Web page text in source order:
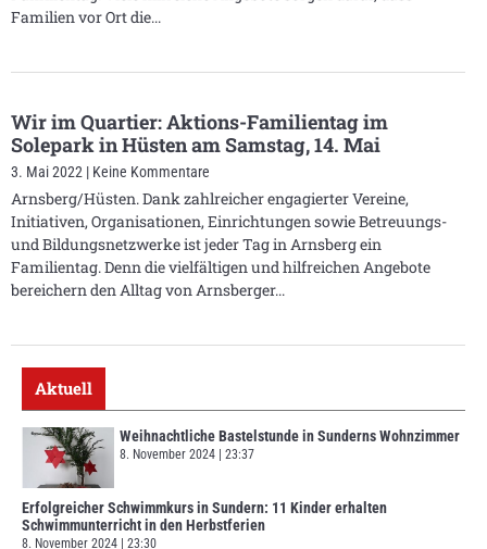
Familien vor Ort die
Wir im Quartier: Aktions-Familientag im
Solepark in Hüsten am Samstag, 14. Mai
3. Mai 2022 Keine Kommentare
Arnsberg/Hüsten. Dank zahlreicher engagierter Vereine,
Initiativen, Organisationen, Einrichtungen sowie Betreuungs-
und Bildungsnetzwerke ist jeder Tag in Arnsberg ein
Familientag. Denn die vielfältigen und hilfreichen Angebote
bereichern den Alltag von Arnsberger
Aktuell
Weihnachtliche Bastelstunde in Sunderns Wohnzimmer
8. November 2024 23:37
Erfolgreicher Schwimmkurs in Sundern: 11 Kinder erhalten
Schwimmunterricht in den Herbstferien
8. November 2024 23:30